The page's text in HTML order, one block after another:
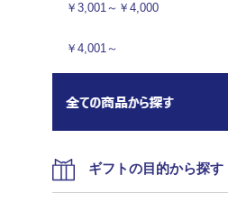
￥3,001～￥4,000
￥4,001～
ギフトの目的から探す